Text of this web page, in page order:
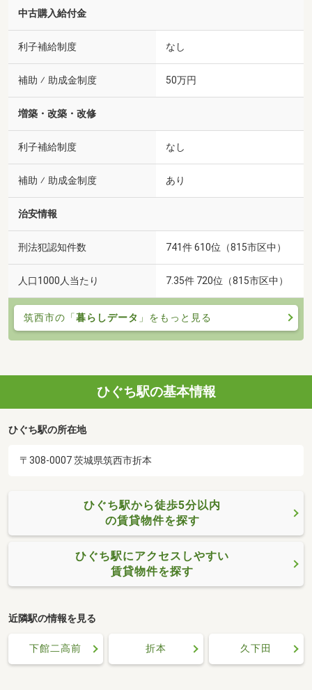
中古購入給付金
利子補給制度 なし
補助 ⁄ 助成金制度 50万円
増築・改築・改修
利子補給制度 なし
補助 ⁄ 助成金制度 あり
治安情報
刑法犯認知件数 741件 610位（815市区中）
人口1000人当たり 7.35件 720位（815市区中）
筑西市の「暮らしデータ 」をもっと見る
ひぐち駅の基本情報
ひぐち駅の所在地
〒308-0007 茨城県筑西市折本
ひぐち駅から徒歩5分以内
の賃貸物件を探す
ひぐち駅にアクセスしやすい
賃貸物件を探す
近隣駅の情報を見る
下館二高前 折本 久下田